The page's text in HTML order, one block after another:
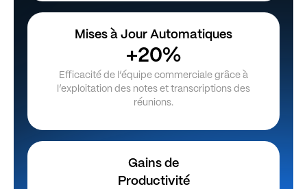
Mises à Jour Automatiques
+20%
Efficacité de l’équipe commerciale grâce à
l’exploitation des notes et transcriptions des
réunions.
Gains de
Productivité